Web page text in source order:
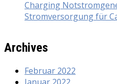
Charging
Stromversorgung für
Archives
Februar 2022